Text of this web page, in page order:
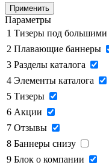
Применить
Параметры
1 Тизеры под большими
2 Плавающие баннеры
3 Разделы каталога
4 Элементы каталога
5 Тизеры
6 Акции
7 Отзывы
8 Баннеры снизу
9 Блок о компании